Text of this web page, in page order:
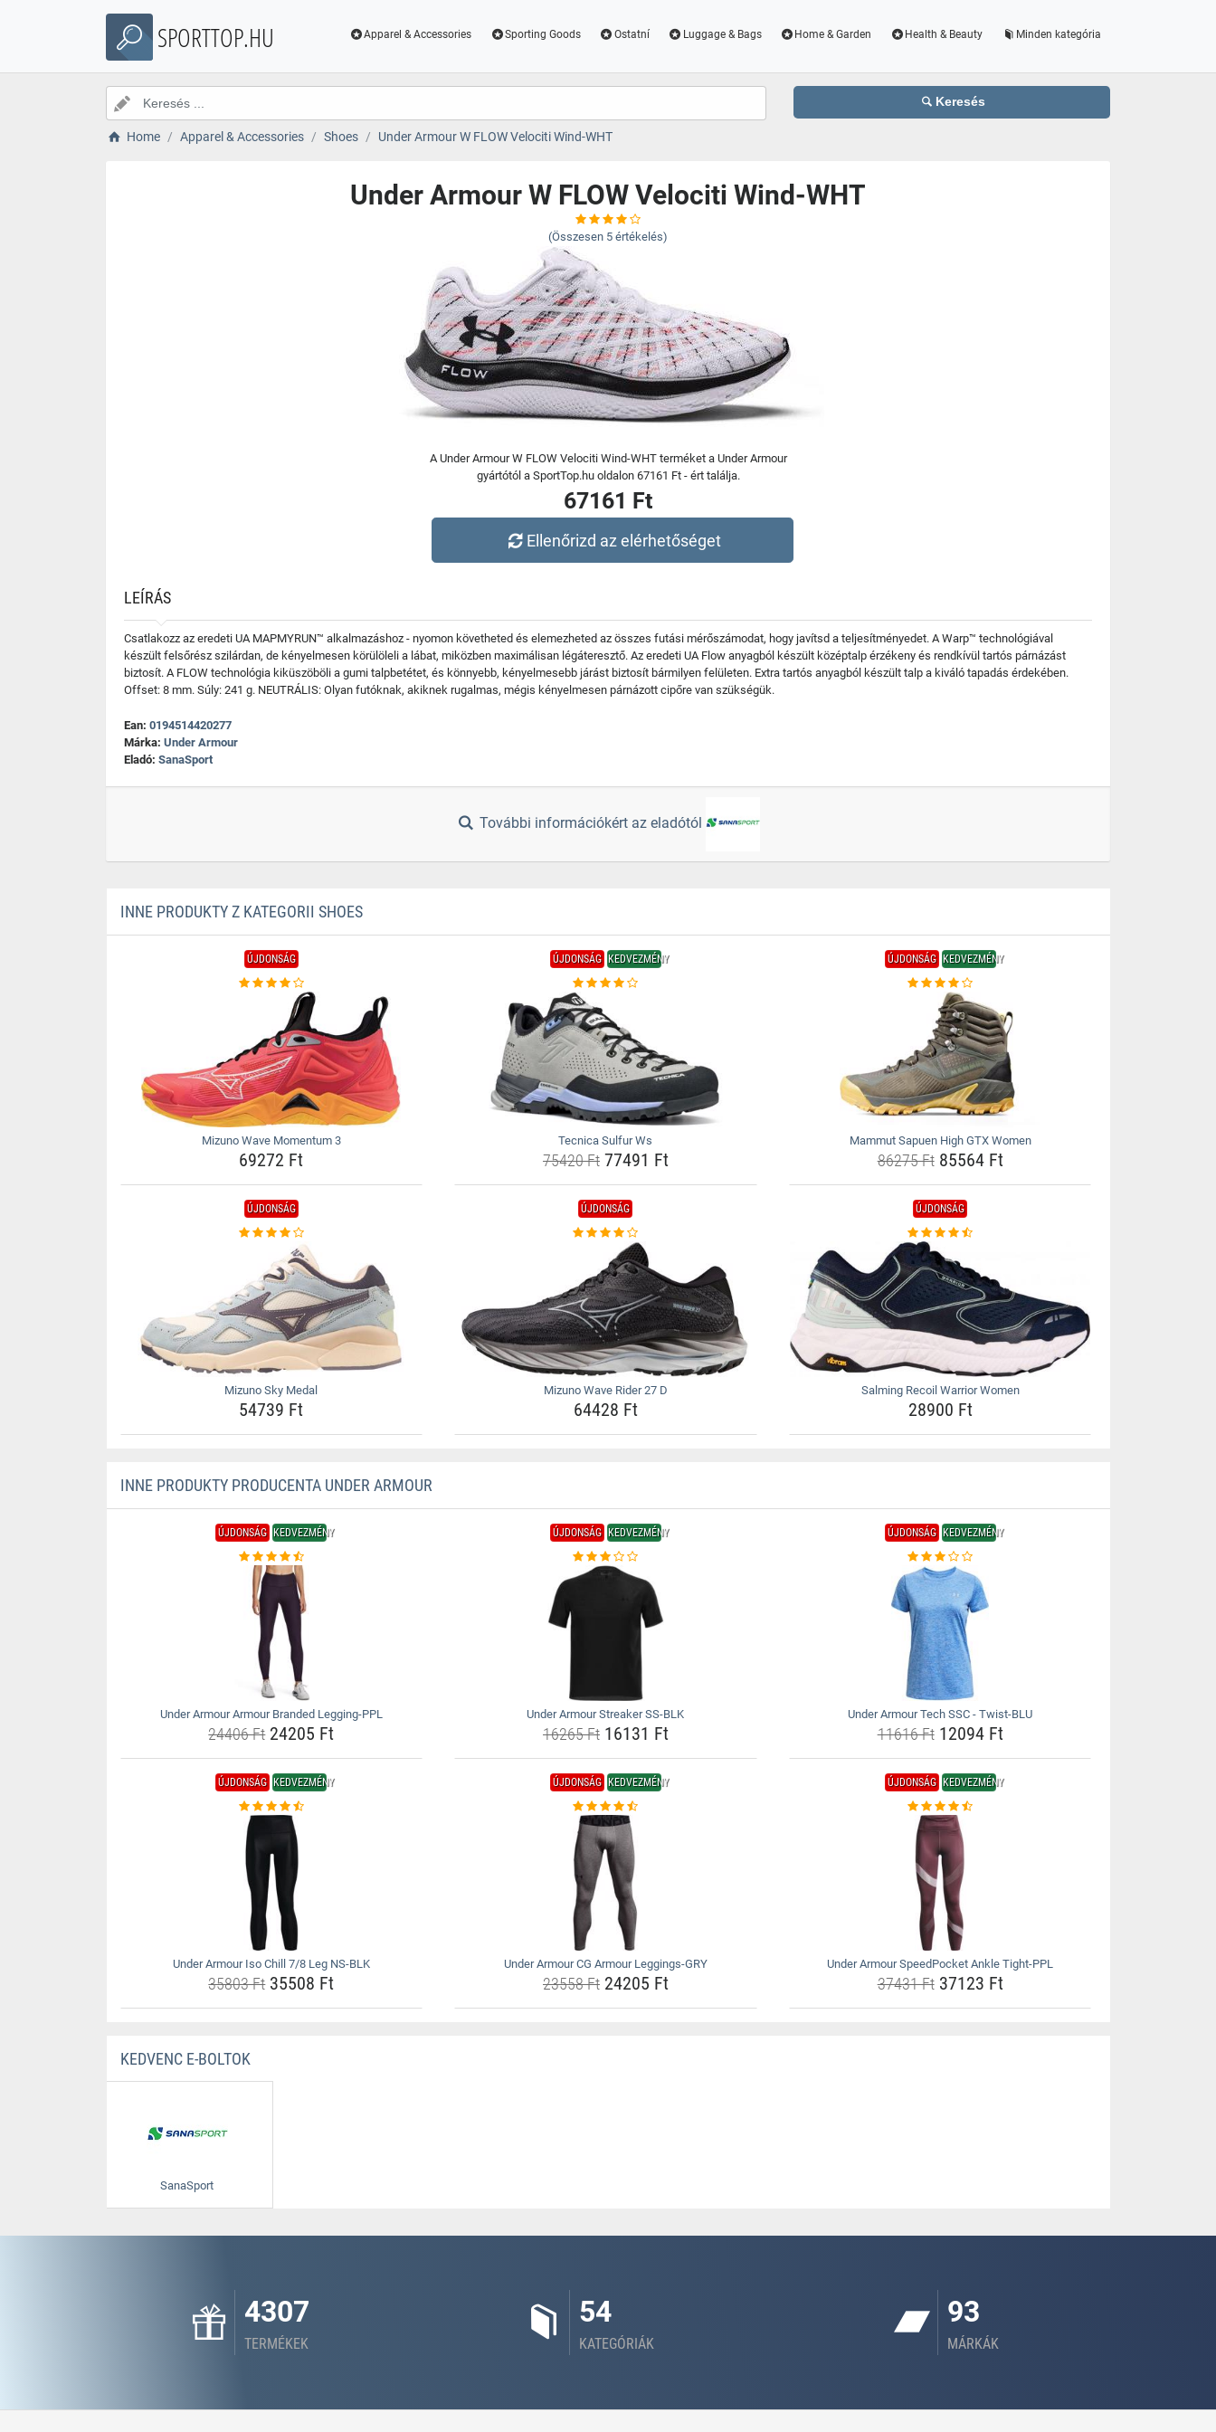
SPORTTOP.HU Apparel & Accessories Sporting Goods Ostatní Luggage & Bags Home & Garden Health & Beauty Minden kategória
Keresés
Home Apparel & Accessories Shoes Under Armour W FLOW Velociti Wind-WHT
Under Armour W FLOW Velociti Wind-WHT
(Összesen 5 értékelés)
A Under Armour W FLOW Velociti Wind-WHT terméket a Under Armour
gyártótól a SportTop.hu oldalon 67161 Ft - ért találja.
67161 Ft
Ellenőrizd az elérhetőséget
LEÍRÁS
Csatlakozz az eredeti UA MAPMYRUN™ alkalmazáshoz - nyomon követheted és elemezheted az összes futási mérőszámodat, hogy javítsd a teljesítményedet. A Warp™ technológiával
készült felsőrész szilárdan, de kényelmesen körülöleli a lábat, miközben maximálisan légáteresztő. Az eredeti UA Flow anyagból készült középtalp érzékeny és rendkívül tartós párnázást
biztosít. A FLOW technológia kiküszöböli a gumi talpbetétet, és könnyebb, kényelmesebb járást biztosít bármilyen felületen. Extra tartós anyagból készült talp a kiváló tapadás érdekében.
Offset: 8 mm. Súly: 241 g. NEUTRÁLIS: Olyan futóknak, akiknek rugalmas, mégis kényelmesen párnázott cipőre van szükségük.
Ean: 0194514420277
Márka: Under Armour
Eladó: SanaSport
További információkért az eladótól
INNE PRODUKTY Z KATEGORII SHOES
ÚJDONSÁG
Mizuno Wave Momentum 3
69272 Ft
ÚJDONSÁG KEDVEZMÉNY
Tecnica Sulfur Ws
75420 Ft77491 Ft
ÚJDONSÁG KEDVEZMÉNY
Mammut Sapuen High GTX Women
86275 Ft85564 Ft
ÚJDONSÁG
Mizuno Sky Medal
54739 Ft
ÚJDONSÁG
Mizuno Wave Rider 27 D
64428 Ft
ÚJDONSÁG
Salming Recoil Warrior Women
28900 Ft
INNE PRODUKTY PRODUCENTA UNDER ARMOUR
ÚJDONSÁG KEDVEZMÉNY
Under Armour Armour Branded Legging-PPL
24406 Ft24205 Ft
ÚJDONSÁG KEDVEZMÉNY
Under Armour Streaker SS-BLK
16265 Ft16131 Ft
ÚJDONSÁG KEDVEZMÉNY
Under Armour Tech SSC - Twist-BLU
11616 Ft12094 Ft
ÚJDONSÁG KEDVEZMÉNY
Under Armour Iso Chill 7/8 Leg NS-BLK
35803 Ft35508 Ft
ÚJDONSÁG KEDVEZMÉNY
Under Armour CG Armour Leggings-GRY
23558 Ft24205 Ft
ÚJDONSÁG KEDVEZMÉNY
Under Armour SpeedPocket Ankle Tight-PPL
37431 Ft37123 Ft
KEDVENC E-BOLTOK
SanaSport
4307
TERMÉKEK
54
KATEGÓRIÁK
93
MÁRKÁK